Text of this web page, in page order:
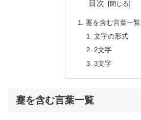
目次
蹇を含む言葉一覧
文字の形式
2文字
3文字
蹇を含む言葉一覧